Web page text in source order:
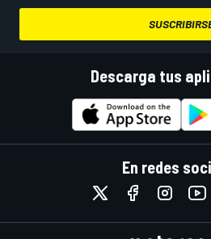
Descarga tus
En redes